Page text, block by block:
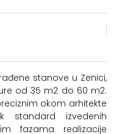
stanove u Zenici,
od 35 m2 do 60 m2.
okom arhitekte
izvedenih
fazama realizacije